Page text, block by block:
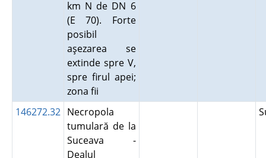
km N de DN 6
(E 70). Forte
posibil
aşezarea se
extinde spre V,
spre firul apei;
zona fii
146272.32 Necropola
tumulară de la
Suceava -
Dealul